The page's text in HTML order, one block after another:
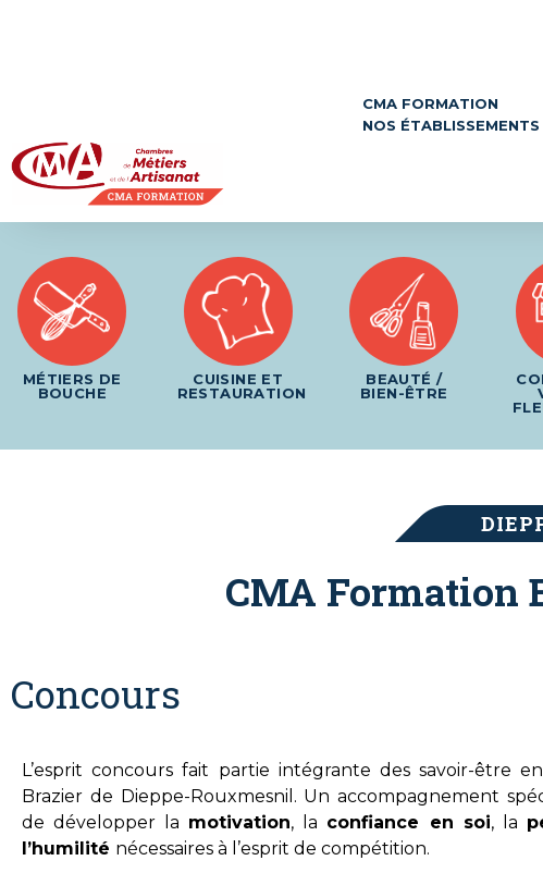
CMA FORMATION
NOS ÉTABLISSEMENTS
MÉTIERS DE
BOUCHE
CUISINE ET
RESTAURATION
BEAUTÉ /
BIEN-ÊTRE
CMA Formation
Concours
L’esprit concours fait partie intégrante des savoir-être
Brazier de Dieppe-Rouxmesnil. Un accompagnement
de développer la motivation, la confiance en soi, la
l’humilité nécessaires à l’esprit de compétition.